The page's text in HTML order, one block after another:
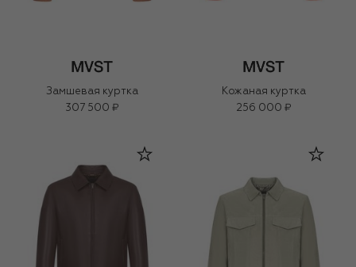
Замшевая куртка
307 500 ₽
Кожаная куртка
256 000 ₽